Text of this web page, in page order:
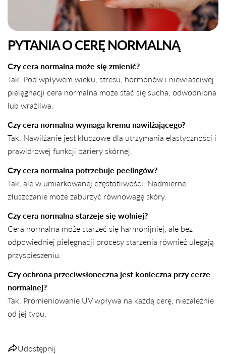
PYTANIA O CERĘ NORMALNĄ
Czy cera normalna może się zmienić?
Tak. Pod wpływem wieku, stresu, hormonów i niewłaściwej
pielęgnacji cera normalna może stać się sucha, odwodniona
lub wrażliwa.
Czy cera normalna wymaga kremu nawilżającego?
Tak. Nawilżanie jest kluczowe dla utrzymania elastyczności i
prawidłowej funkcji bariery skórnej.
Czy cera normalna potrzebuje peelingów?
Tak, ale w umiarkowanej częstotliwości. Nadmierne
złuszczanie może zaburzyć równowagę skóry.
Czy cera normalna starzeje się wolniej?
Cera normalna może starzeć się harmonijniej, ale bez
odpowiedniej pielęgnacji procesy starzenia również ulegają
przyspieszeniu.
Czy ochrona przeciwsłoneczna jest konieczna przy cerze
normalnej?
Tak. Promieniowanie UV wpływa na każdą cerę, niezależnie
od jej typu.
Udostępnij